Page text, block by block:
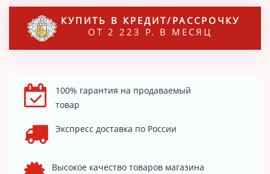
КУПИТЬ В КРЕДИТ/РАССРОЧКУ
ОТ 2 223 Р. В МЕСЯЦ
100% гарантия на продаваемый
товар
Экспресс доставка по России
Высокое качество товаров магазина